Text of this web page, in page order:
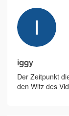
iggy
Der Zeitpunkt
den Witz des